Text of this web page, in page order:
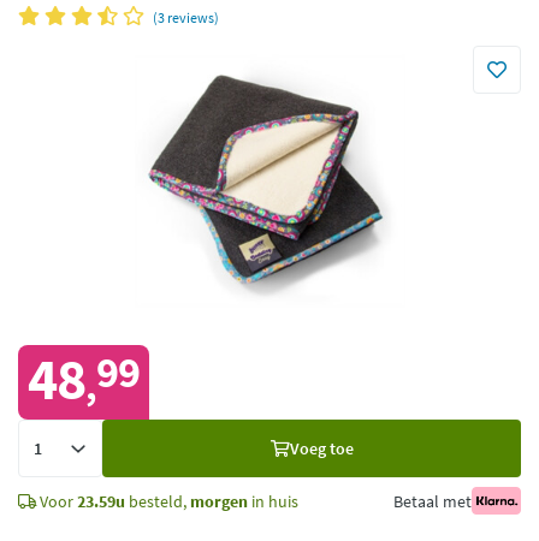
(3 reviews)
48,99
Voeg toe
Voor23.59u besteld, morgen in huis Betaal met